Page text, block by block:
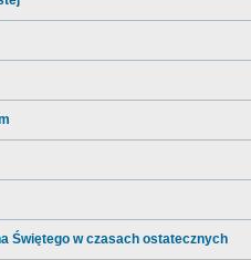
Świętego w czasach ostatecznych